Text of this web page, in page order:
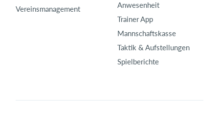
Vereinsmanagement
Anwesenheit
Trainer App
Mannschaftskasse
Taktik & Aufstellungen
Spielberichte